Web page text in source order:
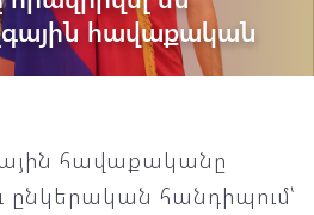
հավաքական
հավաքականը
ընկերական հանդիպում՝